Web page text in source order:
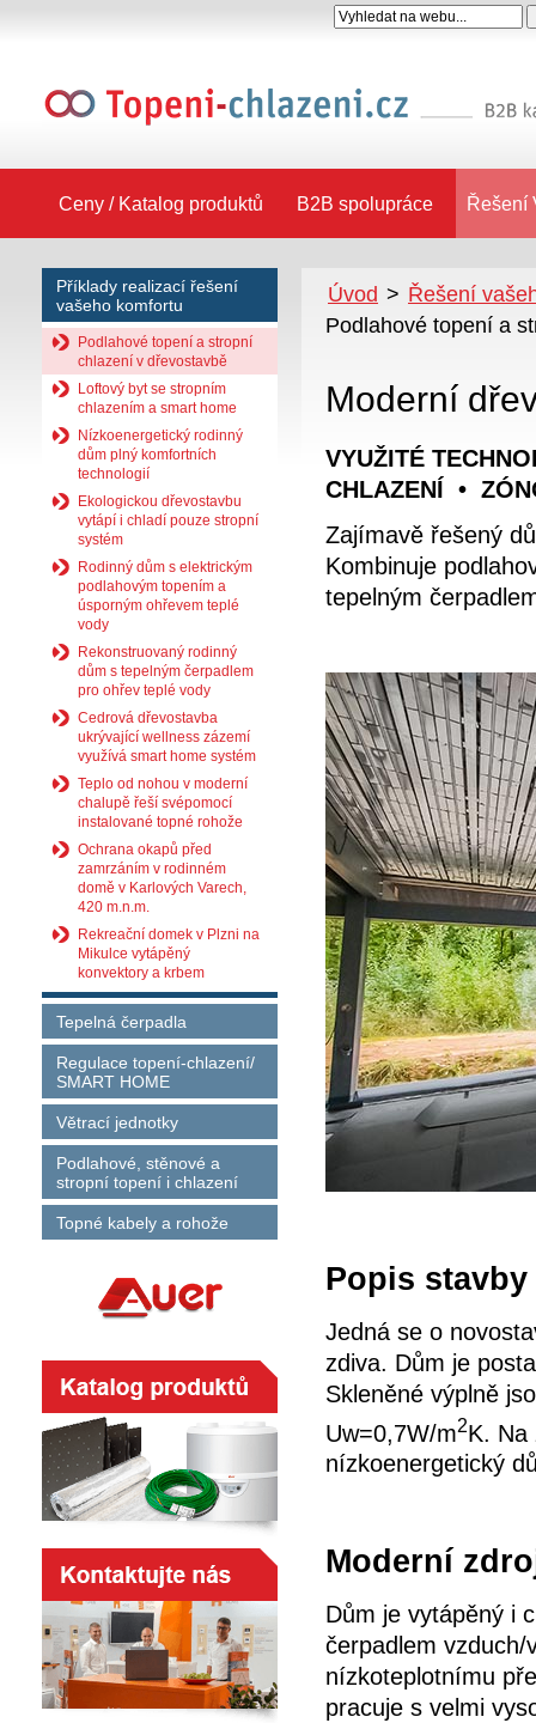
Ceny / Katalog produktů B2B spolupráce Řešení
Příklady realizací řešení
vašeho komfortu
Podlahové topení a stropní
chlazení v dřevostavbě
Loftový byt se stropním
chlazením a smart home
Nízkoenergetický rodinný
dům plný komfortních
technologií
Ekologickou dřevostavbu
vytápí i chladí pouze stropní
systém
Rodinný dům s elektrickým
podlahovým topením a
úsporným ohřevem teplé
vody
Rekonstruovaný rodinný
dům s tepelným čerpadlem
pro ohřev teplé vody
Cedrová dřevostavba
ukrývající wellness zázemí
využívá smart home systém
Teplo od nohou v moderní
chalupě řeší svépomocí
instalované topné rohože
Ochrana okapů před
zamrzáním v rodinném
domě v Karlových Varech,
420 m.n.m.
Rekreační domek v Plzni na
Mikulce vytápěný
konvektory a krbem
Tepelná čerpadla
Regulace topení-chlazení/
SMART HOME
Větrací jednotky
Podlahové, stěnové a
stropní topení i chlazení
Topné kabely a rohože
Úvod > Řešení
Podlahové topení a
Moderní
VYUŽITÉ
CHLAZENÍ •
Zajímavě řešený
Kombinuje
tepelným
Popis stavby
Jedná se o
zdiva. Dům je
Skleněné výplně
Uw=0,7W/m2K. Na
nízkoenergetický
Moderní
Dům je vytápěný i
čerpadlem
nízkoteplotnímu
pracuje s velmi